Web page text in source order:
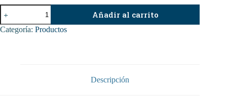
Mesa
Mural
acero
inoxidable
Añadir al carrito
Categoría: Productos
Descripción